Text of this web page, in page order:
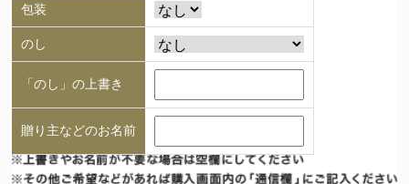
包装
のし
「のし」の上書き
贈り主などのお名前